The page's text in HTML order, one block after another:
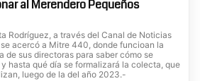
al Merendero Pequeños
Rodríguez, a través del Canal de Noticias
acercó a Mitre 440, donde funcioan la
de sus directoras para saber cómo se
hasta qué día se formalizará la colecta, que
luego de la del año 2023.-